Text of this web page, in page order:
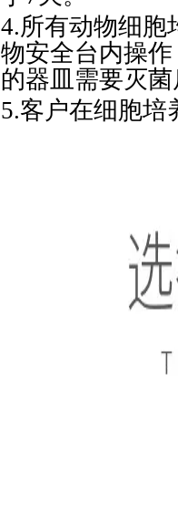
4.所有动物细胞
物安全台内操
的器皿需要灭
5.客户在细胞培